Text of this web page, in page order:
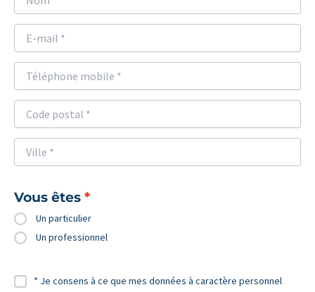
Vous êtes
Un particulier
Un professionnel
* Je consens à ce que mes données à caractère personnel